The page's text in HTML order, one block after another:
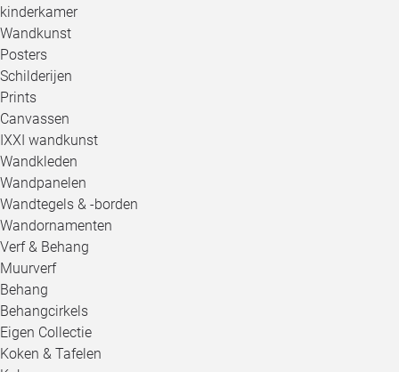
kinderkamer
Wandkunst
Posters
Schilderijen
Prints
Canvassen
IXXI wandkunst
Wandkleden
Wandpanelen
Wandtegels & -borden
Wandornamenten
Verf & Behang
Muurverf
Behang
Behangcirkels
Eigen Collectie
Koken & Tafelen